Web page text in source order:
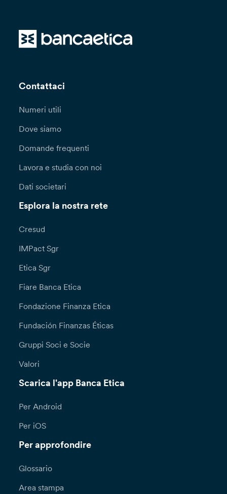
Contattaci
Numeri utili
Dove siamo
Domande frequenti
Lavora e studia con noi
Dati societari
Esplora la nostra rete
Cresud
IMPact Sgr
Etica Sgr
Fiare Banca Etica
Fondazione Finanza Etica
Fundación Finanzas Éticas
Gruppi Soci e Socie
Valori
Scarica l'app Banca Etica
Per Android
Per iOS
Per approfondire
Glossario
Area stampa